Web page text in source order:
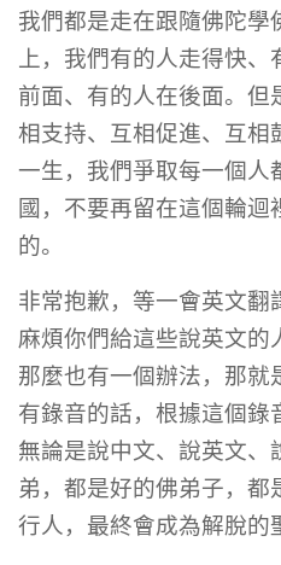
我們都是走在跟隨佛陀學
上，我們有的人走得快、
前面、有的人在後面。但
相支持、互相促進、互相
一生，我們爭取每一個人
國，不要再留在這個輪
的。
非常抱歉，等一會英文翻
麻煩你們給這些說英文的
那麼也有一個辦法，那就
有錄音的話，根據這個錄
無論是說中文、說英文、
弟，都是好的佛弟子，
行人，最終會成為解脫的